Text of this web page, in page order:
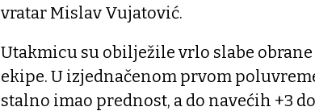
vratar Mislav Vujatović.
Utakmicu su obilježile vrlo slabe
ekipe. U izjednačenom prvom
stalno imao prednost, a do navećih +3